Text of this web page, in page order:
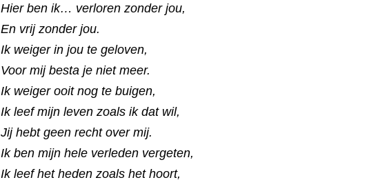
Hier ben ik… verloren zonder jou,
En vrij zonder jou.
Ik weiger in jou te geloven,
Voor mij besta je niet meer.
Ik weiger ooit nog te buigen,
Ik leef mijn leven zoals ik dat wil,
Jij hebt geen recht over mij.
Ik ben mijn hele verleden vergeten,
Ik leef het heden zoals het hoort,